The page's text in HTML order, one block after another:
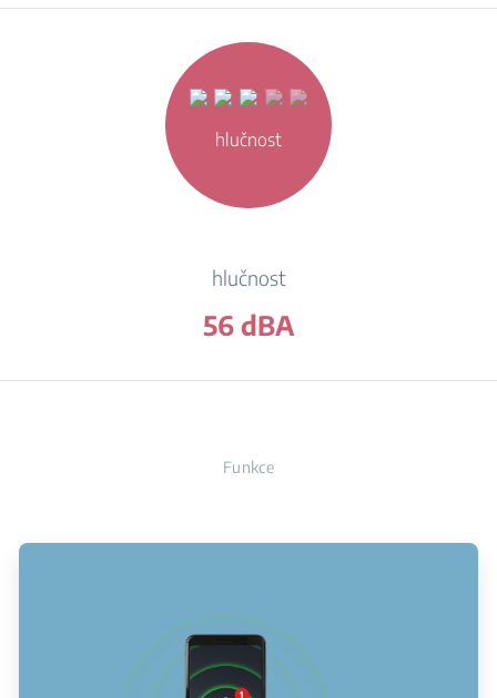
hlučnost
hlučnost
56 dBA
Funkce